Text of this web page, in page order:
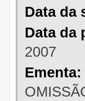
Data da
Data da
2007
Ementa: